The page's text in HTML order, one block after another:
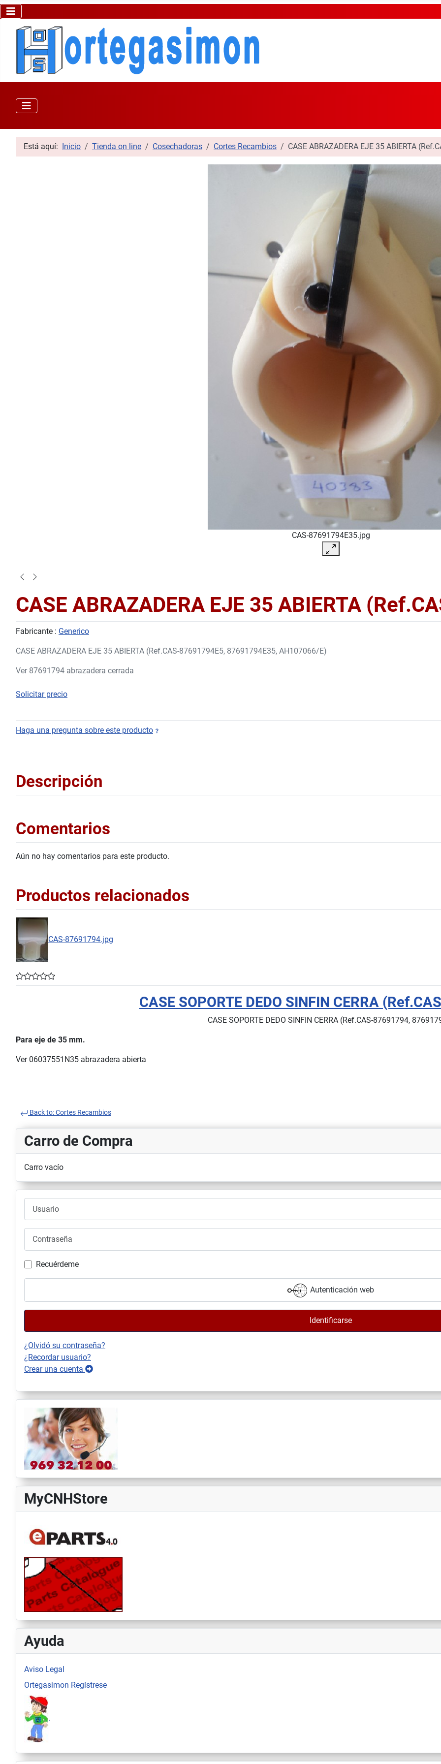
Carro de Compra
Carro vacío
Recuérdeme
Autenticación web
Identificarse
¿Olvidó su contraseña?
¿Recordar usuario?
Crear una cuenta
MyCNHStore
Ayuda
Aviso Legal
Ortegasimon Regístrese
.
Está aquí: Inicio Tienda on line Cosechadoras Cortes Recambios CASE ABRAZADERA EJE 35 ABIERTA
CAS-87691794E35.jpg
CASE ABRAZADERA EJE 35 ABIERTA
Fabricante : Generico
CASE ABRAZADERA EJE 35 ABIERTA (Ref.CAS-87691794E5, 87691794E35, AH107066/E)
Ver 87691794 abrazadera cerrada
Solicitar precio
Haga una pregunta sobre este producto
Descripción
Comentarios
Aún no hay comentarios para este producto.
Productos relacionados
CAS-87691794.jpg
CASE SOPORTE DEDO SINFIN CERRA
CASE SOPORTE DEDO SINFIN CERRA (Ref.CAS-87691794,
Para eje de 35 mm.
Ver 06037551N35 abrazadera abierta
Back to: Cortes Recambios